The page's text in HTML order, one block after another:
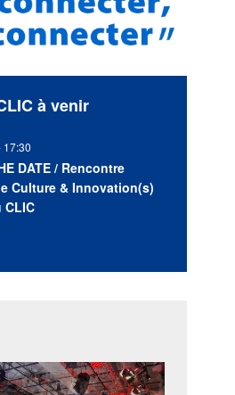
à venir
17:30
DATE / Rencontre
Culture & Innovation(s)
CLIC